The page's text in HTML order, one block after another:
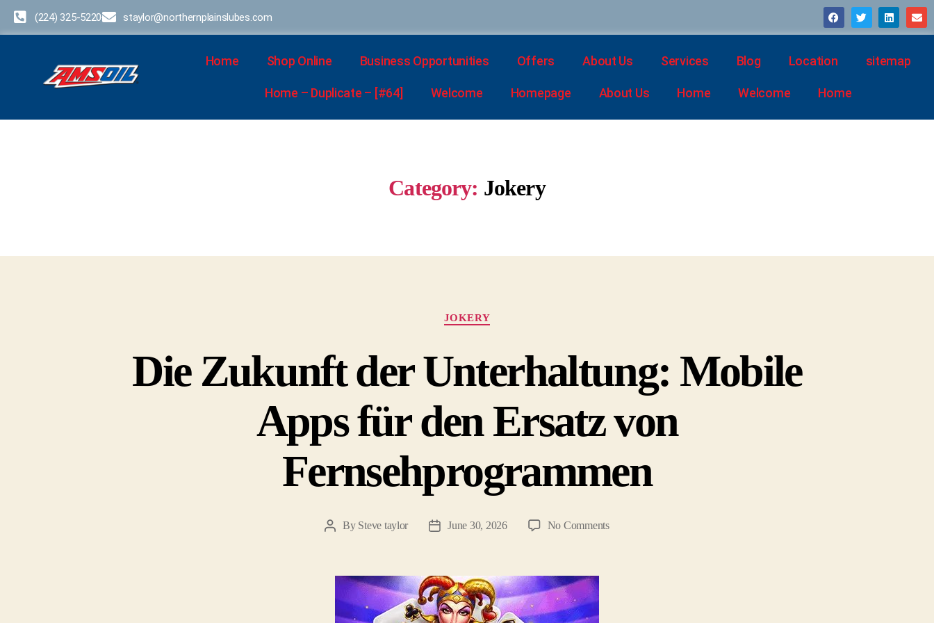
(224) 325-5220 staylor@northernplainslubes.com
Home Shop Online Business Opportunities Offers About Us Services Blog Location sitemap
Home – Duplicate – [#64] Welcome Homepage About Us Home Welcome Home
Category: Jokery
JOKERY
Die Zukunft der Unterhaltung: Mobile
Apps für den Ersatz von
Fernsehprogrammen
By Steve taylor June 30, 2026 No Comments